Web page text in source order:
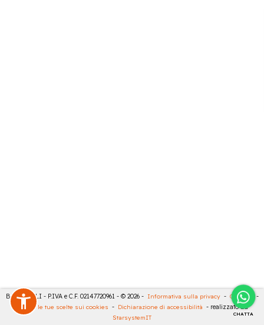
CHATTA
BARTESELLI - P.IVA e C.F. 02147720961 - © 2026 - Informativa sulla privacy - Cookies
-
Rivedi le tue scelte sui cookies - Dichiarazione di accessibilità - realizzato da
StarsystemIT